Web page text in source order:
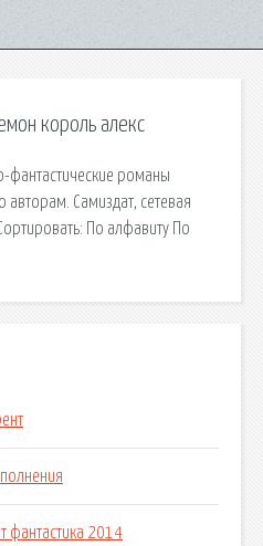
король алекс
романы
авторам. Самиздат, сетевая
По алфавиту По
фантастика 2014